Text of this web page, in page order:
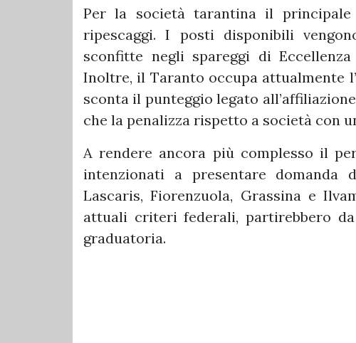
Per la società tarantina il
ripescaggi. I posti disponibili
sconfitte negli spareggi di
Inoltre, il Taranto occupa attualmente
sconta il punteggio legato
che la penalizza rispetto a società con
A rendere ancora più complesso il
intenzionati a presentare domanda
Lascaris, Fiorenzuola, Grassina e
attuali criteri federali, partirebbero
graduatoria.